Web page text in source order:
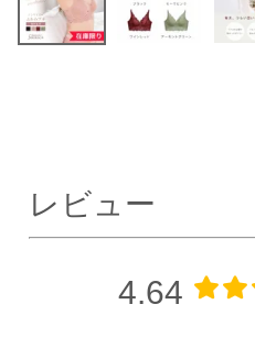
レビュー
4.64